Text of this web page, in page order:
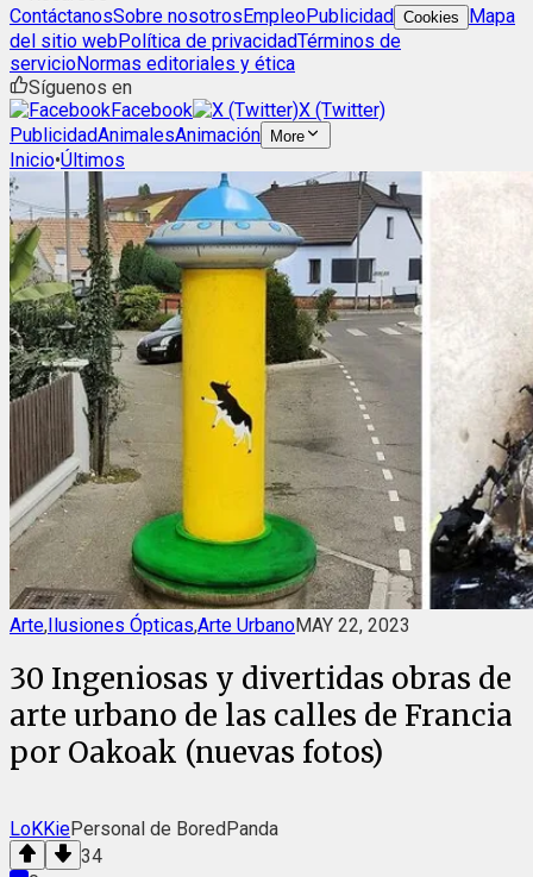
ContáctanosSobre nosotrosEmpleoPublicidad Cookies
Mapa
del sitio webPolítica de privacidadTérminos de
servicioNormas editoriales y ética
Síguenos en
Facebook
X (Twitter)
PublicidadAnimalesAnimación More
Inicio•Últimos
Arte,Ilusiones Ópticas,Arte UrbanoMAY 22, 2023
30 Ingeniosas y divertidas obras de
arte urbano de las calles de Francia
por Oakoak (nuevas fotos)
LoKKiePersonal de BoredPanda
34